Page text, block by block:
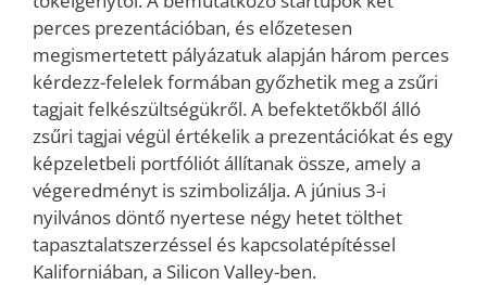
perces prezentációban, és előzetesen
megismertetett pályázatuk alapján három perces
kérdezz-felelek formában győzhetik meg a zsűri
tagjait felkészültségükről. A befektetőkből álló
zsűri tagjai végül értékelik a prezentációkat és egy
képzeletbeli portfóliót állítanak össze, amely a
végeredményt is szimbolizálja. A június 3-i
nyilvános döntő nyertese négy hetet tölthet
tapasztalatszerzéssel és kapcsolatépítéssel
Kaliforniában, a Silicon Valley-ben.